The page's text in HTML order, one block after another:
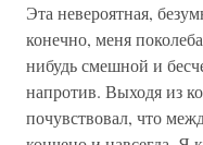
Эта невероятная,
конечно, меня
нибудь смешной и
напротив. Выходя из
почувствовал, что